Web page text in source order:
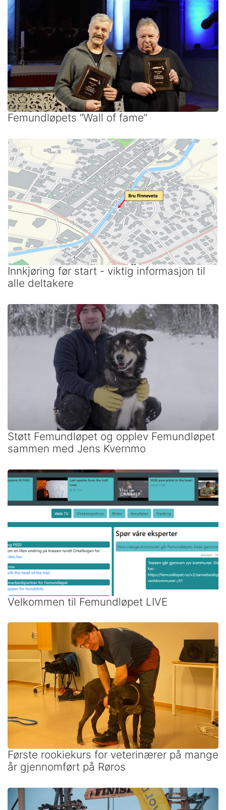
Femundløpets “Wall of fame”
Innkjøring før start - viktig informasjon til
alle deltakere
Støtt Femundløpet og opplev Femundløpet
sammen med Jens Kvernmo
Velkommen til Femundløpet LIVE
Første rookiekurs for veterinærer på mange
år gjennomført på Røros